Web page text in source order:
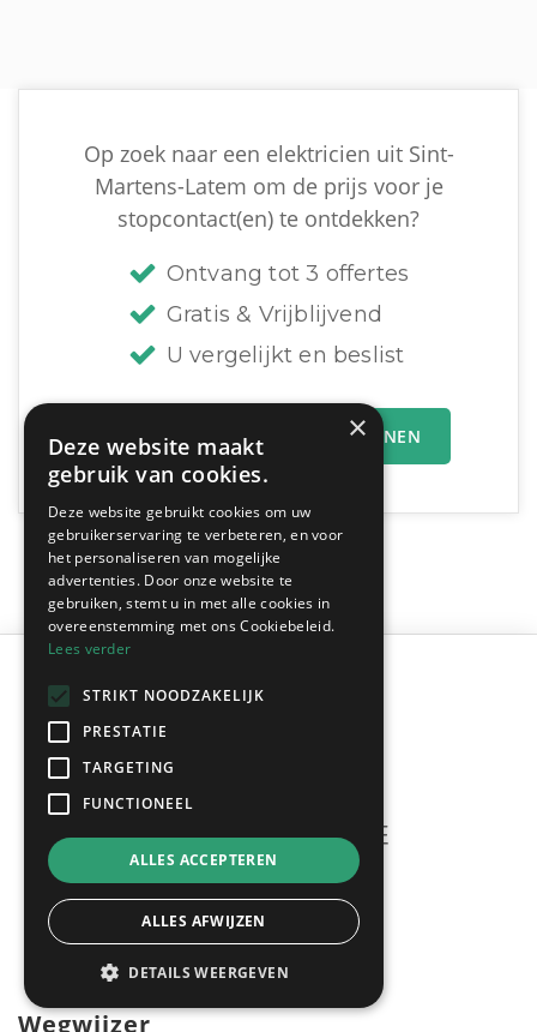
Op zoek naar een elektricien uit Sint-
Martens-Latem om de prijs voor je
stopcontact(en) te ontdekken?
Ontvang tot 3 offertes
Gratis & Vrijblijvend
U vergelijkt en beslist
MIJN OFFERTEAANVRAAG INDIENEN
Meerdere offertes
gratis & vrijblijvend!
Wegwijzer
×
Deze website maakt
gebruik van cookies.
Deze website gebruikt cookies om uw
gebruikerservaring te verbeteren, en voor
het personaliseren van mogelijke
advertenties. Door onze website te
gebruiken, stemt u in met alle cookies in
overeenstemming met ons Cookiebeleid.
Lees verder
STRIKT NOODZAKELIJK
PRESTATIE
TARGETING
FUNCTIONEEL
ALLES ACCEPTEREN
ALLES AFWIJZEN
DETAILS WEERGEVEN